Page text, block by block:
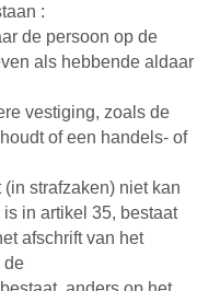
:
de persoon op de
als hebbende aldaar
vestiging, zoals de
of een handels- of
strafzaken) niet kan
in artikel 35, bestaat
afschrift van het
de